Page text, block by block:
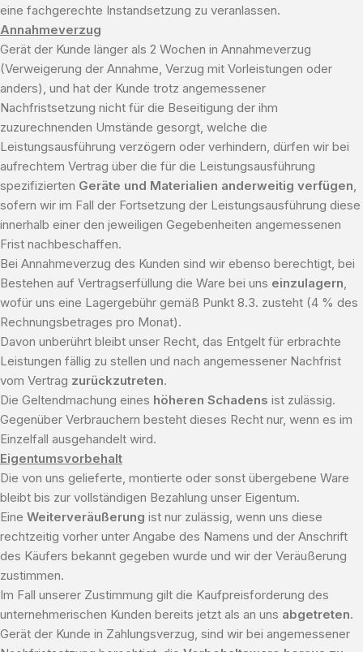
eine fachgerechte Instandsetzung zu veranlassen.
Annahmeverzug
Gerät der Kunde länger als 2 Wochen in Annahmeverzug
(Verweigerung der Annahme, Verzug mit Vorleistungen oder
anders), und hat der Kunde trotz angemessener
Nachfristsetzung nicht für die Beseitigung der ihm
zuzurechnenden Umstände gesorgt, welche die
Leistungsausführung verzögern oder verhindern, dürfen wir bei
aufrechtem Vertrag über die für die Leistungsausführung
spezifizierten Geräte und Materialien anderweitig verfügen,
sofern wir im Fall der Fortsetzung der Leistungsausführung diese
innerhalb einer den jeweiligen Gegebenheiten angemessenen
Frist nachbeschaffen.
Bei Annahmeverzug des Kunden sind wir ebenso berechtigt, bei
Bestehen auf Vertragserfüllung die Ware bei uns einzulagern,
wofür uns eine Lagergebühr gemäß Punkt 8.3. zusteht (4 % des
Rechnungsbetrages pro Monat).
Davon unberührt bleibt unser Recht, das Entgelt für erbrachte
Leistungen fällig zu stellen und nach angemessener Nachfrist
vom Vertrag zurückzutreten.
Die Geltendmachung eines höheren Schadens ist zulässig.
Gegenüber Verbrauchern besteht dieses Recht nur, wenn es im
Einzelfall ausgehandelt wird.
Eigentumsvorbehalt
Die von uns gelieferte, montierte oder sonst übergebene Ware
bleibt bis zur vollständigen Bezahlung unser Eigentum.
Eine Weiterveräußerung ist nur zulässig, wenn uns diese
rechtzeitig vorher unter Angabe des Namens und der Anschrift
des Käufers bekannt gegeben wurde und wir der Veräußerung
zustimmen.
Im Fall unserer Zustimmung gilt die Kaufpreisforderung des
unternehmerischen Kunden bereits jetzt als an uns abgetreten.
Gerät der Kunde in Zahlungsverzug, sind wir bei angemessener